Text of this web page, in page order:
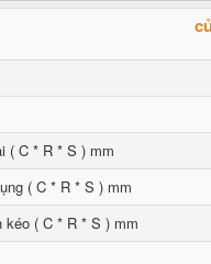
( C * R * S ) mm
( C * R * S ) mm
kéo ( C * R * S ) mm